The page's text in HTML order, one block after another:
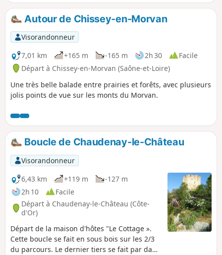
Autour de Chissey-en-Morvan
Visorandonneur
7,01 km
+165 m -165 m 2h 30
Facile
Départ à Chissey-en-Morvan (Saône-et-Loire)
Une très belle balade entre prairies et forêts, avec plusieurs
jolis points de vue sur les monts du Morvan.
Boucle de Chaudenay-le-Château
Visorandonneur
6,43 km
+119 m
-127 m
2h 10
Facile
Départ à Chaudenay-le-Château (Côte-
d'Or)
Départ de la maison d'hôtes "Le Cottage ».
Cette boucle se fait en sous bois sur les 2/3
du parcours. Le dernier tiers se fait par dans